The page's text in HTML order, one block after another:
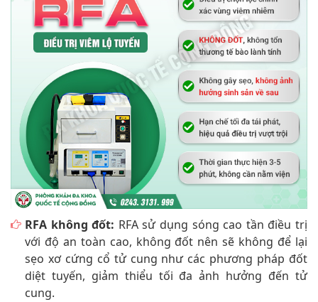
RFA không đốt: RFA sử dụng sóng cao tần điều trị
với độ an toàn cao, không đốt nên sẽ không để lại
sẹo xơ cứng cổ tử cung như các phương pháp đốt
diệt tuyến, giảm thiểu tối đa ảnh hưởng đến tử
cung.